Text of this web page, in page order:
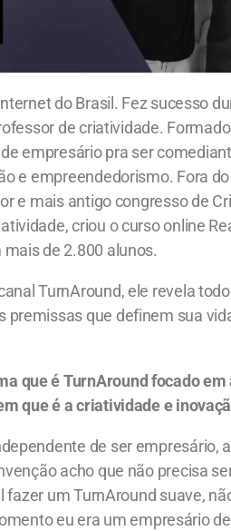
do Brasil. Fez sucesso
de criatividade.
empresário pra ser
e empreendedorismo. Fora
e mais antigo congresso de
criou o curso online
de 2.800 alunos.
TurnAround, ele revela
premissas que definem sua
que é TurnAround focado
que é a criatividade e
de ser empresário,
acho que não precisa
fazer um TurnAround suave,
eu era um empresário